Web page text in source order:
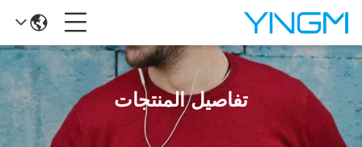
تفاصيل المنتجات